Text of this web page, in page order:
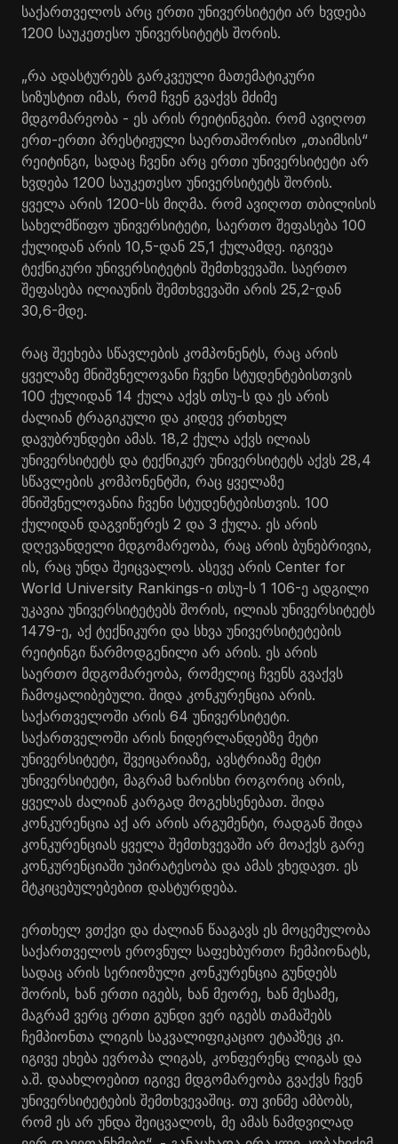
საქართველოს არც ერთი უნივერსიტეტი არ ხვდება
1200 საუკეთესო უნივერსიტეტს შორის.
„რა ადასტურებს გარკვეული მათემატიკური
სიზუსტით იმას, რომ ჩვენ გვაქვს მძიმე
მდგომარეობა - ეს არის რეიტინგები. რომ ავიღოთ
ერთ-ერთი პრესტიჟული საერთაშორისო „თაიმსის“
რეიტინგი, სადაც ჩვენი არც ერთი უნივერსიტეტი არ
ხვდება 1200 საუკეთესო უნივერსიტეტს შორის.
ყველა არის 1200-სს მიღმა. რომ ავიღოთ თბილისის
სახელმწიფო უნივერსიტეტი, საერთო შეფასება 100
ქულიდან არის 10,5-დან 25,1 ქულამდე. იგივეა
ტექნიკური უნივერსიტეტის შემთხვევაში. საერთო
შეფასება ილიაუნის შემთხვევაში არის 25,2-დან
30,6-მდე.
რაც შეეხება სწავლების კომპონენტს, რაც არის
ყველაზე მნიშვნელოვანი ჩვენი სტუდენტებისთვის
100 ქულიდან 14 ქულა აქვს თსუ-ს და ეს არის
ძალიან ტრაგიკული და კიდევ ერთხელ
დავუბრუნდები ამას. 18,2 ქულა აქვს ილიას
უნივერსიტეტს და ტექნიკურ უნივერსიტეტს აქვს 28,4
სწავლების კომპონენტში, რაც ყველაზე
მნიშვნელოვანია ჩვენი სტუდენტებისთვის. 100
ქულიდან დაგვიწერეს 2 და 3 ქულა. ეს არის
დღევანდელი მდგომარეობა, რაც არის ბუნებრივია,
ის, რაც უნდა შეიცვალოს. ასევე არის Center for
World University Rankings-ი თსუ-ს 1 106-ე ადგილი
უკავია უნივერსიტეტებს შორის, ილიას უნივერსიტეტს
1479-ე, აქ ტექნიკური და სხვა უნივერსიტეტების
რეიტინგი წარმოდგენილი არ არის. ეს არის
საერთო მდგომარეობა, რომელიც ჩვენს გვაქვს
ჩამოყალიბებული. შიდა კონკურენცია არის.
საქართველოში არის 64 უნივერსიტეტი.
საქართველოში არის ნიდერლანდებზე მეტი
უნივერსიტეტი, შვეიცარიაზე, ავსტრიაზე მეტი
უნივერსიტეტი, მაგრამ ხარისხი როგორიც არის,
ყველას ძალიან კარგად მოგეხსენებათ. შიდა
კონკურენცია აქ არ არის არგუმენტი, რადგან შიდა
კონკურენციას ყველა შემთხვევაში არ მოაქვს გარე
კონკურენციაში უპირატესობა და ამას ვხედავთ. ეს
მტკიცებულებებით დასტურდება.
ერთხელ ვთქვი და ძალიან წააგავს ეს მოცემულობა
საქართველოს ეროვნულ საფეხბურთო ჩემპიონატს,
სადაც არის სერიოზული კონკურენცია გუნდებს
შორის, ხან ერთი იგებს, ხან მეორე, ხან მესამე,
მაგრამ ვერც ერთი გუნდი ვერ იგებს თამაშებს
ჩემპიონთა ლიგის საკვალიფიკაციო ეტაპზეც კი.
იგივე ეხება ევროპა ლიგას, კონფერენც ლიგას და
ა.შ. დაახლოებით იგივე მდგომარეობა გვაქვს ჩვენ
უნივერსიტეტების შემთხვევაშიც. თუ ვინმე ამბობს,
რომ ეს არ უნდა შეიცვალოს, მე ამას ნამდვილად